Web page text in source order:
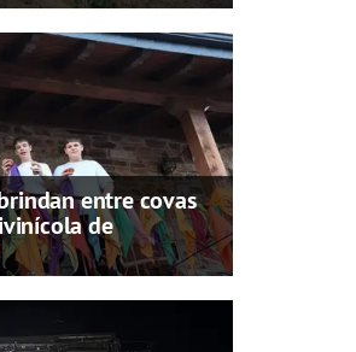
entre covas
de